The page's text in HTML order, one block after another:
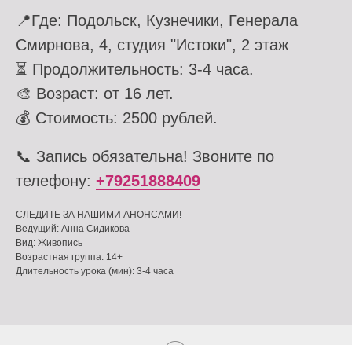
📍Где: Подольск, Кузнечики, Генерала
Смирнова, 4, студия "Истоки", 2 этаж
⏳ Продолжительность: 3-4 часа.
🎨 Возраст: от 16 лет.
💰 Стоимость: 2500 рублей.
📞 Запись обязательна! Звоните по
телефону: +79251888409
СЛЕДИТЕ ЗА НАШИМИ АНОНСАМИ!
Ведущий: Анна Сидикова
Вид: Живопись
Возрастная группа: 14+
Длительность урока (мин): 3-4 часа